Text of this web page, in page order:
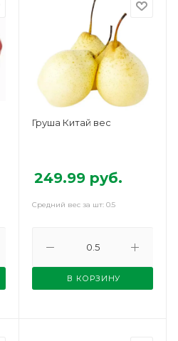
Груша Китай вес
249.99руб.
Средний вес за шт: 0.5
В КОРЗИНУ